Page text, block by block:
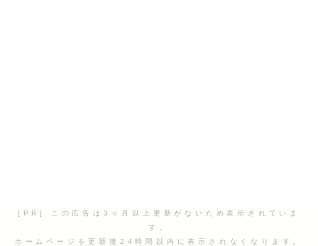
[PR] この広告は3ヶ月以上更新がないため表示されていま
す。
ホームページを更新後24時間以内に表示されなくなります。